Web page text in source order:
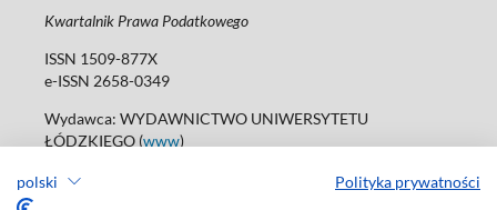
polski Polityka prywatności
Kwartalnik Prawa Podatkowego
ISSN 1509-877X
e-ISSN 2658-0349
Wydawca: WYDAWNICTWO UNIWERSYTETU
ŁÓDZKIEGO (www)
tel. 42 235 01 65; 42 635 55 80